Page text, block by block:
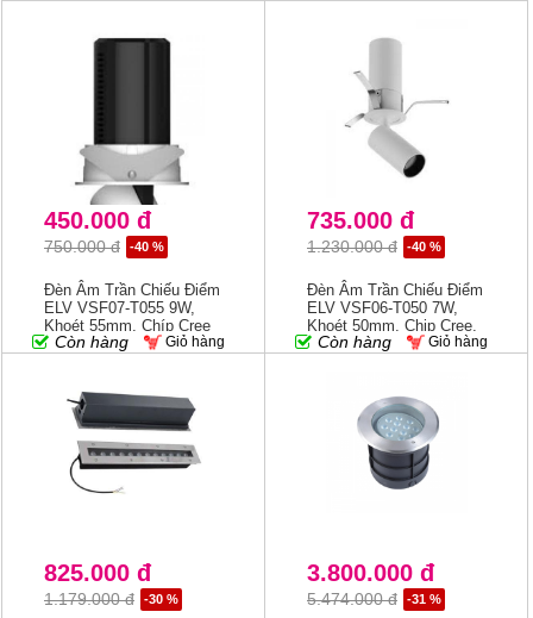
450.000 đ
750.000 đ -40 %
Đèn Âm Trần Chiếu Điểm
ELV VSF07-T055 9W,
Khoét 55mm, Chíp Cree
Còn hàng Giỏ hàng
735.000 đ
1.230.000 đ -40 %
Đèn Âm Trần Chiếu Điểm
ELV VSF06-T050 7W,
Khoét 50mm, Chip Cree,
Góc Chiếu 15/24/36 Độ
Còn hàng Giỏ hàng
825.000 đ
1.179.000 đ -30 %
3.800.000 đ
5.474.000 đ -31 %